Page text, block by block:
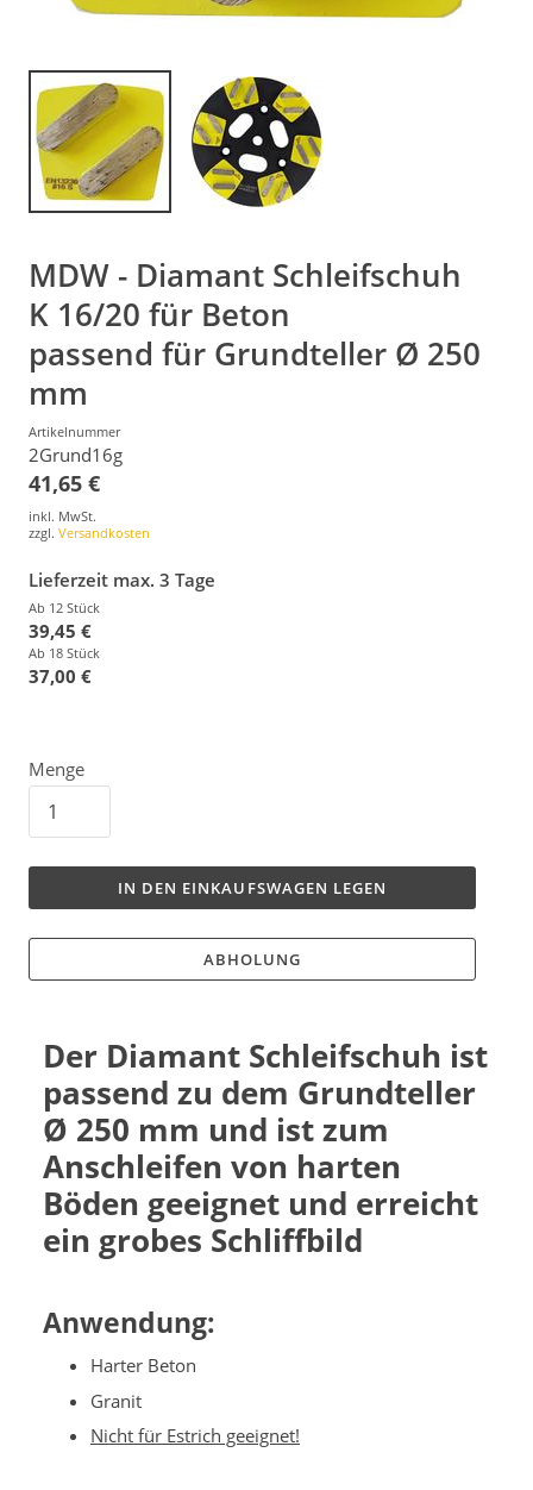
MDW - Diamant Schleifschuh
K 16/20 für Beton
passend für Grundteller Ø 250
mm
Artikelnummer
2Grund16g
41,65 €
inkl. MwSt.
zzgl. Versandkosten
Lieferzeit max. 3 Tage
Ab 12 Stück
39,45 €
Ab 18 Stück
37,00 €
Menge
IN DEN EINKAUFSWAGEN LEGEN
ABHOLUNG
Der Diamant Schleifschuh ist
passend zu dem Grundteller
Ø 250 mm und ist zum
Anschleifen von harten
Böden geeignet und erreicht
ein grobes Schliffbild
Anwendung:
Harter Beton
Granit
Nicht für Estrich geeignet!